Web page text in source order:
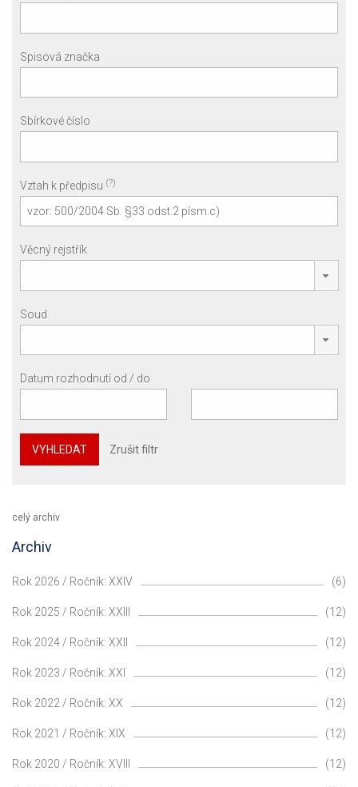
Spisová značka
Sbírkové číslo
Vztah k předpisu (?)
Věcný rejstřík
Soud
Datum rozhodnutí od / do
VYHLEDAT Zrušit filtr
celý archiv
Archiv
Rok 2026 / Ročník: XXIV (6)
Rok 2025 / Ročník: XXIII (12)
Rok 2024 / Ročník: XXII (12)
Rok 2023 / Ročník: XXI (12)
Rok 2022 / Ročník: XX (12)
Rok 2021 / Ročník: XIX (12)
Rok 2020 / Ročník: XVIII (12)